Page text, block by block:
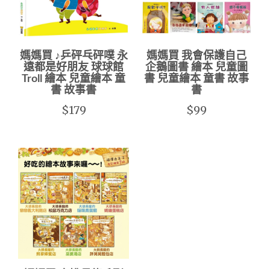
媽媽買 ♪乒砰乓砰噗 永
遠都是好朋友 球球館
Troll 繪本 兒童繪本 童
書 故事書
$179
媽媽買 我會保護自己
企鵝圖書 繪本 兒童圖
書 兒童繪本 童書 故事
書
$99